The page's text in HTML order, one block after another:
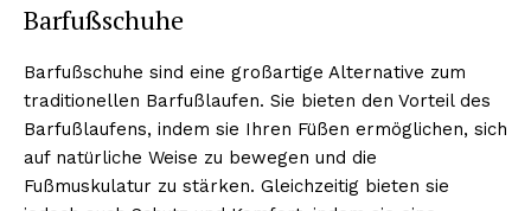
Barfußschuhe
Barfußschuhe sind eine großartige Alternative zum
traditionellen Barfußlaufen. Sie bieten den Vorteil des
Barfußlaufens, indem sie Ihren Füßen ermöglichen, sich
auf natürliche Weise zu bewegen und die
Fußmuskulatur zu stärken. Gleichzeitig bieten sie